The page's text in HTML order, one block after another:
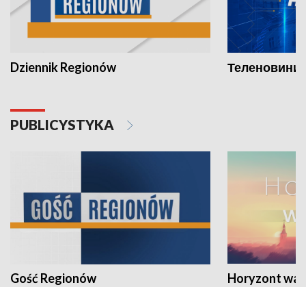
Dziennik Regionów Теленовини
PUBLICYSTYKA
Gość Regionów Horyzont